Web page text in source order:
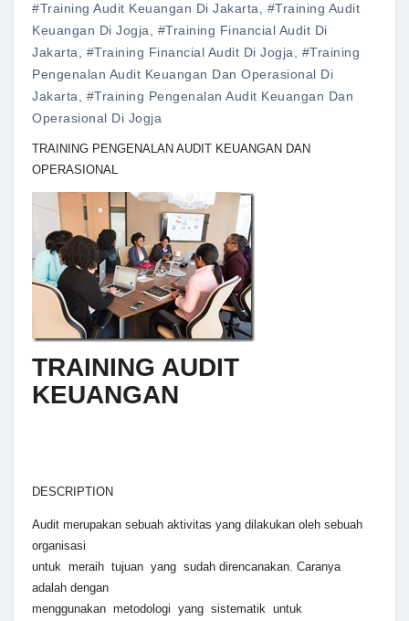
#training Audit Keuangan Di Jakarta, #training Audit
Keuangan Di Jogja, #training Financial Audit Di
Jakarta, #training Financial Audit Di Jogja, #training
Pengenalan Audit Keuangan Dan Operasional Di
Jakarta, #training Pengenalan Audit Keuangan Dan
Operasional Di Jogja
TRAINING PENGENALAN AUDIT KEUANGAN DAN
OPERASIONAL
TRAINING AUDIT
KEUANGAN
DESCRIPTION
Audit merupakan sebuah aktivitas yang dilakukan oleh sebuah
organisasi
untuk meraih tujuan yang sudah direncanakan. Caranya
adalah dengan
menggunakan metodologi yang sistematik untuk